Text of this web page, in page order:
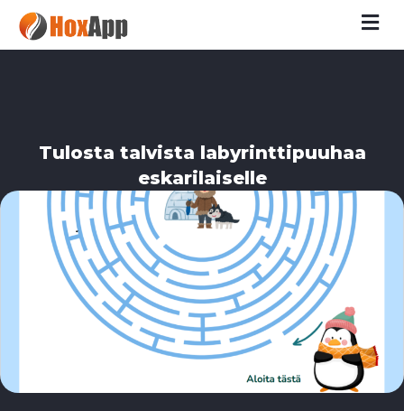
Tulosta talvista labyrinttipuuhaa
eskarilaiselle